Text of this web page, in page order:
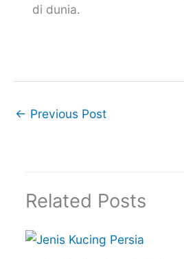
di dunia.
← Previous Post
Related Posts